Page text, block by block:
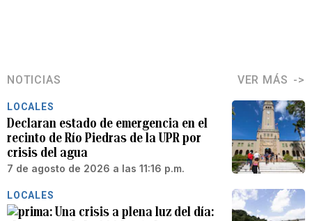
NOTICIAS VER MÁS
LOCALES
Declaran estado de emergencia en el
recinto de Río Piedras de la UPR por
crisis del agua
7 de agosto de 2026 a las 11:16 p.m.
LOCALES
Una crisis a plena luz del día: